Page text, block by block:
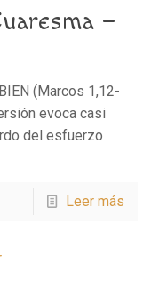
–
(Marcos 1,12-
evoca casi
del esfuerzo
Leer más